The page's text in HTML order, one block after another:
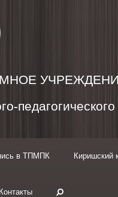
в ТПМПК Киришский
Контакты